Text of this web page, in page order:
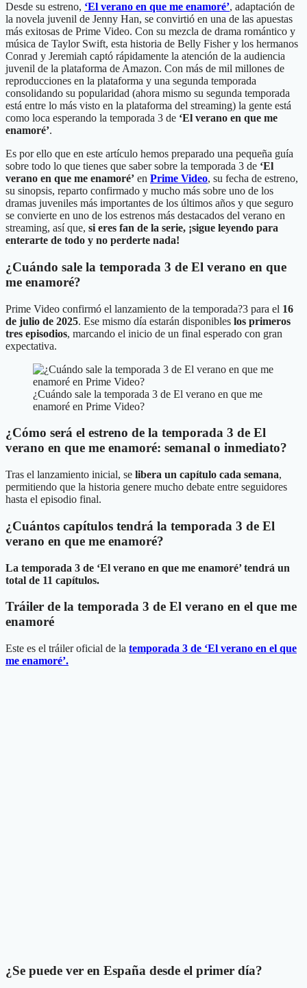
Desde su estreno, ‘El verano en que me enamoré’, adaptación de
la novela juvenil de Jenny Han, se convirtió en una de las apuestas
más exitosas de Prime Video. Con su mezcla de drama romántico y
música de Taylor Swift, esta historia de Belly Fisher y los hermanos
Conrad y Jeremiah captó rápidamente la atención de la audiencia
juvenil de la plataforma de Amazon. Con más de mil millones de
reproducciones en la plataforma y una segunda temporada
consolidando su popularidad (ahora mismo su segunda temporada
está entre lo más visto en la plataforma del streaming) la gente está
como loca esperando la temporada 3 de ‘El verano en que me
enamoré’.
Es por ello que en este artículo hemos preparado una pequeña guía
sobre todo lo que tienes que saber sobre la temporada 3 de ‘El
verano en que me enamoré’ en Prime Video, su fecha de estreno,
su sinopsis, reparto confirmado y mucho más sobre uno de los
dramas juveniles más importantes de los últimos años y que seguro
se convierte en uno de los estrenos más destacados del verano en
streaming, así que, si eres fan de la serie, ¡sigue leyendo para
enterarte de todo y no perderte nada!
¿Cuándo sale la temporada 3 de El verano en que
me enamoré?
Prime Video confirmó el lanzamiento de la temporada?3 para el 16
de julio de 2025. Ese mismo día estarán disponibles los primeros
tres episodios, marcando el inicio de un final esperado con gran
expectativa.
¿Cuándo sale la temporada 3 de El verano en que me
enamoré en Prime Video?
¿Cómo será el estreno de la temporada 3 de El
verano en que me enamoré: semanal o inmediato?
Tras el lanzamiento inicial, se libera un capítulo cada semana,
permitiendo que la historia genere mucho debate entre seguidores
hasta el episodio final.
¿Cuántos capítulos tendrá la temporada 3 de El
verano en que me enamoré?
La temporada 3 de ‘El verano en que me enamoré’ tendrá un
total de 11 capítulos.
Tráiler de la temporada 3 de El verano en el que me
enamoré
Este es el tráiler oficial de la temporada 3 de ‘El verano en el que
me enamoré’.
¿Se puede ver en España desde el primer día?